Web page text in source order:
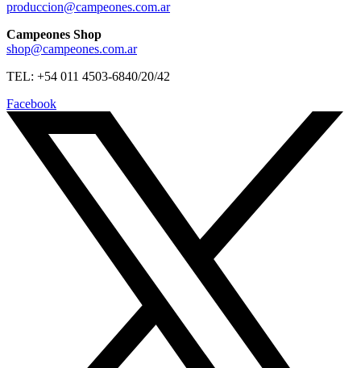
produccion@campeones.com.ar
Campeones Shop
shop@campeones.com.ar
TEL: +54 011 4503-6840/20/42
Facebook